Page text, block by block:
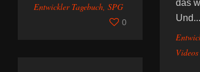
Entwickler Tagebuch, SPG
0
das
Und...
Videos